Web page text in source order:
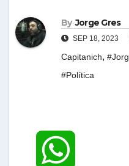
By Jorge Gres
SEP 18, 2023
Capitanich,
#Política